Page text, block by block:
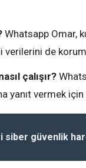
Whatsapp Omar,
verilerini de
çalışır?
yanıt vermek
güvenlik